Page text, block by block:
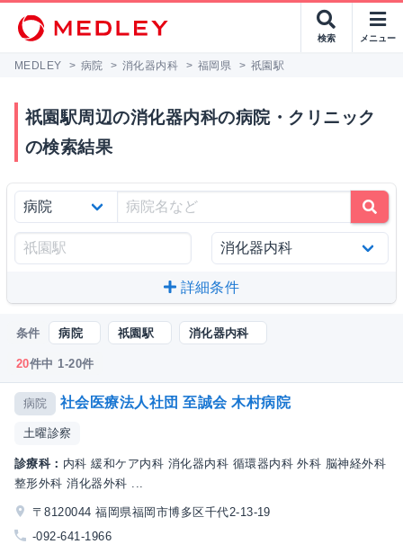
検索 メニュー
MEDLEY > 病院 > 消化器内科 > 福岡県 > 祇園駅
祇園駅周辺の消化器内科の病院・クリニック
の検索結果
詳細条件
条件 病院 祇園駅 消化器内科
20件中 1-20件
病院 社会医療法人社団 至誠会 木村病院
土曜診察
診療科： 内科 緩和ケア内科 消化器内科 循環器内科 外科 脳神経外科
整形外科 消化器外科 ...
〒8120044 福岡県福岡市博多区千代2-13-19
-092-641-1966